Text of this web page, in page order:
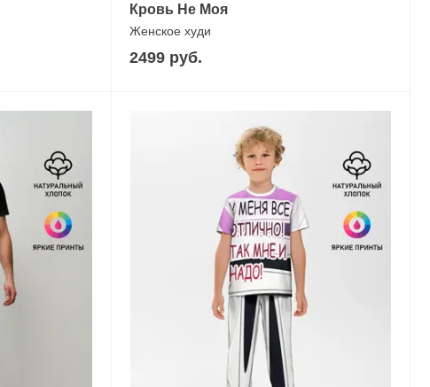
Кровь Не Моя
Женское худи
2499 руб.